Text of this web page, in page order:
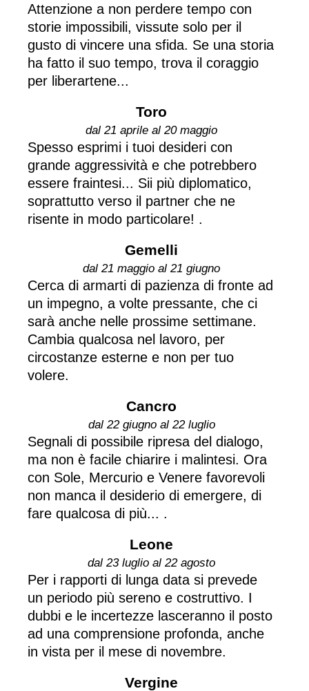
Attenzione a non perdere tempo con
storie impossibili, vissute solo per il
gusto di vincere una sfida. Se una storia
ha fatto il suo tempo, trova il coraggio
per liberartene...
Toro
dal 21 aprile al 20 maggio
Spesso esprimi i tuoi desideri con
grande aggressività e che potrebbero
essere fraintesi... Sii più diplomatico,
soprattutto verso il partner che ne
risente in modo particolare! .
Gemelli
dal 21 maggio al 21 giugno
Cerca di armarti di pazienza di fronte ad
un impegno, a volte pressante, che ci
sarà anche nelle prossime settimane.
Cambia qualcosa nel lavoro, per
circostanze esterne e non per tuo
volere.
Cancro
dal 22 giugno al 22 luglio
Segnali di possibile ripresa del dialogo,
ma non è facile chiarire i malintesi. Ora
con Sole, Mercurio e Venere favorevoli
non manca il desiderio di emergere, di
fare qualcosa di più... .
Leone
dal 23 luglio al 22 agosto
Per i rapporti di lunga data si prevede
un periodo più sereno e costruttivo. I
dubbi e le incertezze lasceranno il posto
ad una comprensione profonda, anche
in vista per il mese di novembre.
Vergine